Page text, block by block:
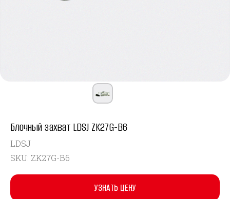
Блочный захват LDSJ ZK27G-B6
LDSJ
SKU: ZK27G-B6
УЗНАТЬ ЦЕНУ